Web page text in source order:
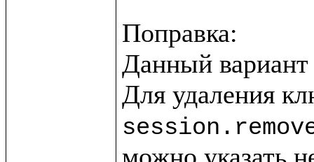
Поправка:
Данный вариант